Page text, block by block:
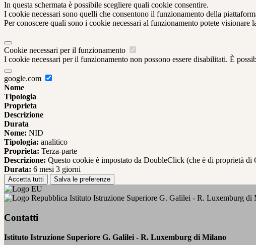
In questa schermata è possibile scegliere quali cookie consentire.
I cookie necessari sono quelli che consentono il funzionamento della
Per conoscere quali sono i cookie necessari al funzionamento potete visionare
Cookie necessari per il funzionamento
I cookie necessari per il funzionamento non possono essere disabilitati. È
google.com
Nome
Tipologia
Proprieta
Descrizione
Durata
Nome: NID
Tipologia: analitico
Proprieta: Terza-parte
Descrizione: Questo cookie è impostato da DoubleClick (che è di proprietà
Durata: 6 mesi 3 giorni
Accetta tutti Salva le preferenze
Istituto Istruzione Superiore G. Galilei - R. Luxemburg di
Contatti
Istituto Istruzione Superiore G. Galilei - R. Luxemburg di Milano